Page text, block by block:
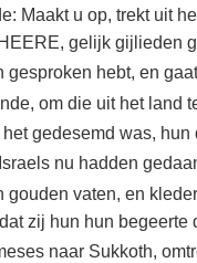
Maakt u op, trekt uit
gelijk gijlieden
hebt, en
om die uit het land
gedesemd was, hun
nu hadden
gouden vaten, en
zij hun hun begeerte
naar Sukkoth,